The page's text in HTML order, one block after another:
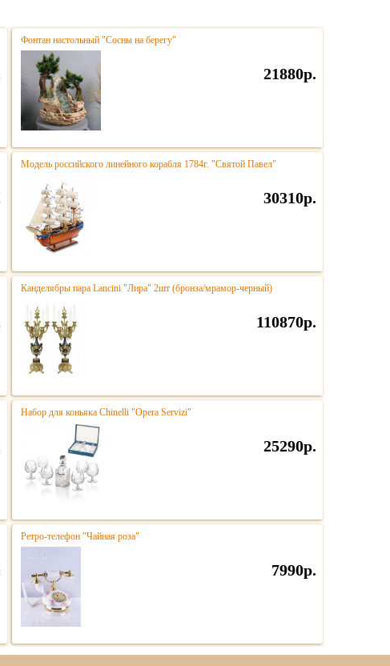
Фонтан настольный "Сосны на берегу"
21880р.
Модель российского линейного корабля 1784г. "Святой Павел"
30310р.
Канделябры пара Lancini "Лира" 2шт (бронза/мрамор-черный)
110870р.
Набор для коньяка Chinelli "Opera Servizi"
25290р.
Ретро-телефон "Чайная роза"
7990р.